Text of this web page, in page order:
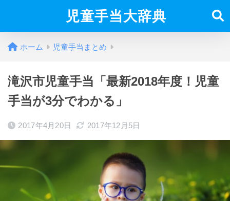
児童手当大辞典
ホーム 児童手当まとめ
滝沢市児童手当「最新2018年度！児童
手当が3分でわかる」
2017年4月20日 2017年12月5日